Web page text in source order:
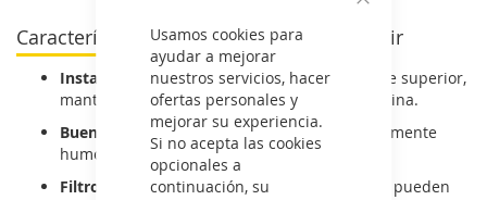
Usamos cookies para
ayudar a mejorar
nuestros servicios, hacer
ofertas personales y
mejorar su experiencia.
Si no acepta las cookies
opcionales a
continuación, su
Características del grupo filtrante Turboair
Instalación integrable:se oculta en el mueble superior,
manteniendo una estética uniforme en la cocina.
Buena potencia de extracción:elimina eficazmente
humo, grasa y olores cotidianos.
Filtros metálicos lavables:de fácil acceso, se pueden